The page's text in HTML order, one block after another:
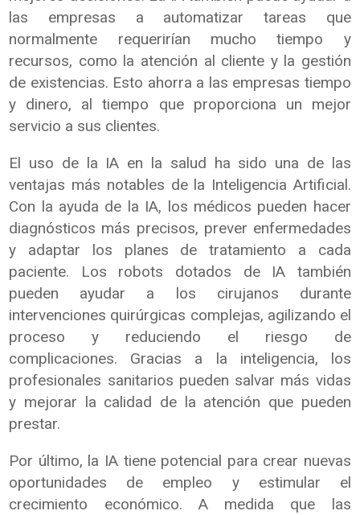
las empresas a automatizar tareas que
normalmente requerirían mucho tiempo y
recursos, como la atención al cliente y la gestión
de existencias. Esto ahorra a las empresas tiempo
y dinero, al tiempo que proporciona un mejor
servicio a sus clientes.
El uso de la IA en la salud ha sido una de las
ventajas más notables de la Inteligencia Artificial.
Con la ayuda de la IA, los médicos pueden hacer
diagnósticos más precisos, prever enfermedades
y adaptar los planes de tratamiento a cada
paciente. Los robots dotados de IA también
pueden ayudar a los cirujanos durante
intervenciones quirúrgicas complejas, agilizando el
proceso y reduciendo el riesgo de
complicaciones. Gracias a la inteligencia, los
profesionales sanitarios pueden salvar más vidas
y mejorar la calidad de la atención que pueden
prestar.
Por último, la IA tiene potencial para crear nuevas
oportunidades de empleo y estimular el
crecimiento económico. A medida que las